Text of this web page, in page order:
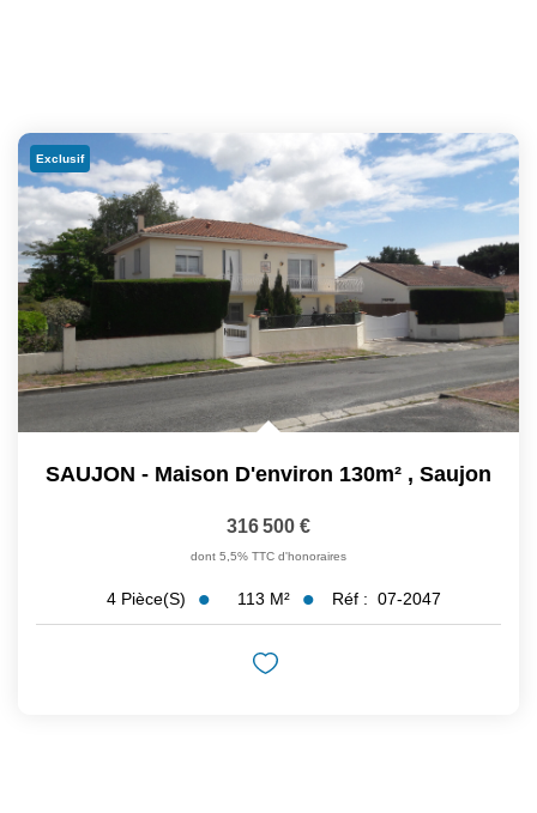
Exclusif
SAUJON - Maison D'environ 130m² , Saujon
316 500 €
dont 5,5% TTC d'honoraires
4 Pièce(s) 113 M² Réf : 07-2047